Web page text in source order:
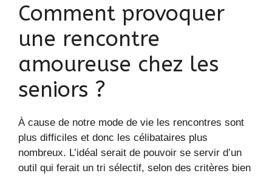
Comment provoquer
une rencontre
amoureuse chez les
seniors ?
À cause de notre mode de vie les rencontres sont
plus difficiles et donc les célibataires plus
nombreux. L’idéal serait de pouvoir se servir d’un
outil qui ferait un tri sélectif, selon des critères bien